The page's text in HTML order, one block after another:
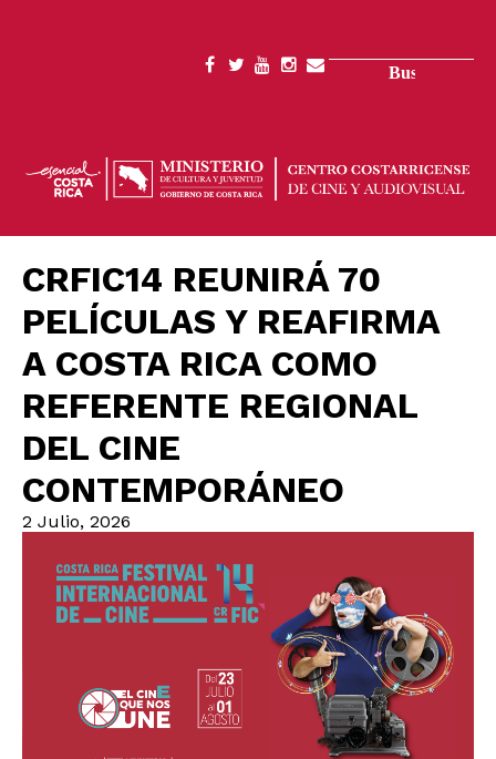
SOCIAL
CRFIC14 REUNIRÁ 70
PELÍCULAS Y REAFIRMA
A COSTA RICA COMO
REFERENTE REGIONAL
DEL CINE
CONTEMPORÁNEO
2 Julio, 2026